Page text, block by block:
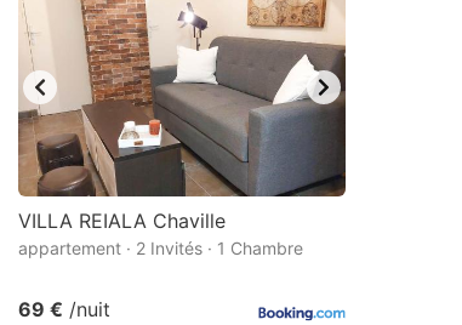
VILLA REIALA Chaville
appartement · 2 Invités · 1 Chambre
69 € /nuit